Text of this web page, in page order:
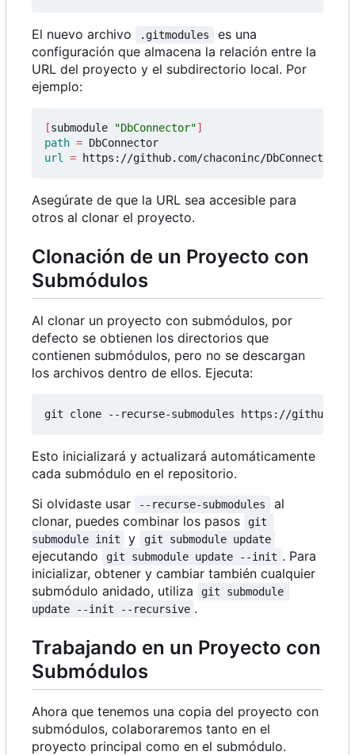
El nuevo archivo .gitmodules
es una
configuración que almacena la relación entre la
URL del proyecto y el subdirectorio local. Por
ejemplo:
[submodule "DbConnector"]
path =
url
=
Asegúrate de que la URL sea accesible para
otros al clonar el proyecto.
Clonación de un Proyecto con
Submódulos
Al clonar un proyecto con submódulos, por
defecto se obtienen los directorios que
contienen submódulos, pero no se descargan
los archivos dentro de ellos. Ejecuta:
Esto inicializará y actualizará automáticamente
cada submódulo en el repositorio.
Si olvidaste usar
--recurse-submodules
al
clonar, puedes combinar los pasos
git
submodule init
y git submodule update
ejecutando git submodule update --init . Para
inicializar, obtener y cambiar también cualquier
submódulo anidado, utiliza
git submodule
update --init --recursive .
Trabajando en un Proyecto con
Submódulos
Ahora que tenemos una copia del proyecto con
submódulos, colaboraremos tanto en el
proyecto principal como en el submódulo.